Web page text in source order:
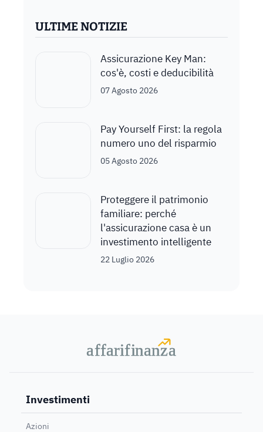
ULTIME NOTIZIE
Assicurazione Key Man:
cos'è, costi e deducibilità
07 Agosto 2026
Pay Yourself First: la regola
numero uno del risparmio
05 Agosto 2026
Proteggere il patrimonio
familiare: perché
l'assicurazione casa è un
investimento intelligente
22 Luglio 2026
affarifinanza
affarifinanza
Investimenti
Azioni